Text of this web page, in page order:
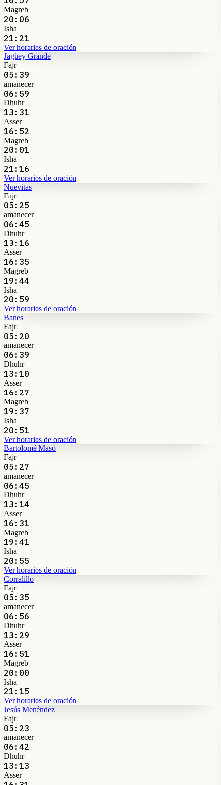
Magreb
20:06
Isha
21:21
Ver horarios de oración
Jagüey Grande
Fajr
05:39
amanecer
06:59
Dhuhr
13:31
Asser
16:52
Magreb
20:01
Isha
21:16
Ver horarios de oración
Nuevitas
Fajr
05:25
amanecer
06:45
Dhuhr
13:16
Asser
16:35
Magreb
19:44
Isha
20:59
Ver horarios de oración
Banes
Fajr
05:20
amanecer
06:39
Dhuhr
13:10
Asser
16:27
Magreb
19:37
Isha
20:51
Ver horarios de oración
Bartolomé Masó
Fajr
05:27
amanecer
06:45
Dhuhr
13:14
Asser
16:31
Magreb
19:41
Isha
20:55
Ver horarios de oración
Corralillo
Fajr
05:35
amanecer
06:56
Dhuhr
13:29
Asser
16:51
Magreb
20:00
Isha
21:15
Ver horarios de oración
Jesús Menéndez
Fajr
05:23
amanecer
06:42
Dhuhr
13:13
Asser